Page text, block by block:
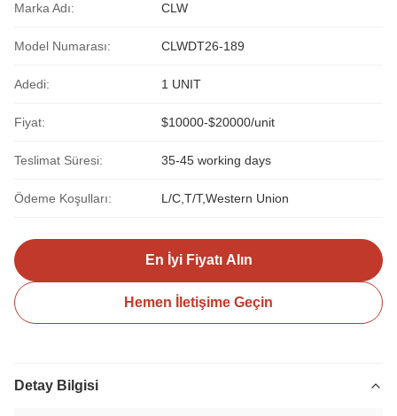
Marka Adı: CLW
Model Numarası: CLWDT26-189
Adedi: 1 UNIT
Fiyat: $10000-$20000/unit
Teslimat Süresi: 35-45 working days
Ödeme Koşulları: L/C,T/T,Western Union
En İyi Fiyatı Alın
Hemen İletişime Geçin
Detay Bilgisi